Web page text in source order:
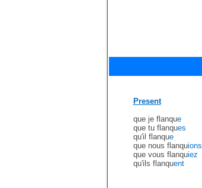
Present
que je flanque
que tu flanques
qu'il flanque
que nous flanquions
que vous flanquiez
qu'ils flanquent